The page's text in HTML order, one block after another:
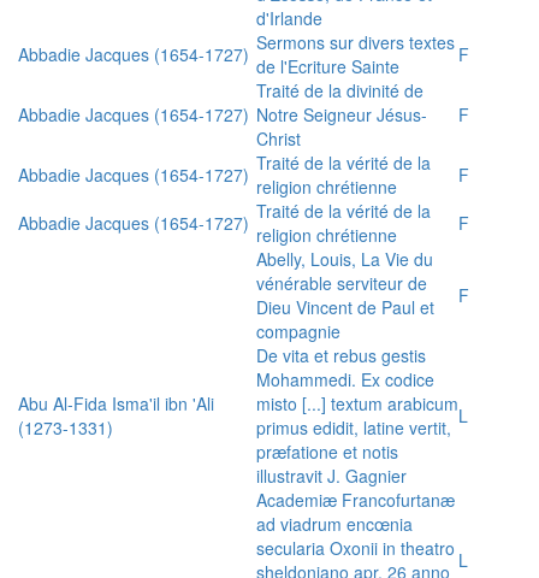
d'Irlande
Abbadie Jacques (1654-1727) Sermons sur divers textes
de l'Ecriture Sainte
F
Abbadie Jacques (1654-1727)
Traité de la divinité de
Notre Seigneur Jésus-
Christ
F
Abbadie Jacques (1654-1727) Traité de la vérité de la
religion chrétienne
F
Abbadie Jacques (1654-1727) Traité de la vérité de la
religion chrétienne
F
Abelly, Louis, La Vie du
vénérable serviteur de
Dieu Vincent de Paul et
compagnie
F
Abu Al-Fida Isma'il ibn 'Ali
(1273-1331)
De vita et rebus gestis
Mohammedi. Ex codice
misto [...] textum arabicum
primus edidit, latine vertit,
præfatione et notis
illustravit J. Gagnier
L
Academiæ Francofurtanæ
ad viadrum encœnia
secularia Oxonii in theatro
sheldoniano apr. 26 anno L